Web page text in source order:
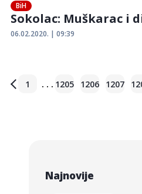
BiH
Sokolac: Muškarac i
06.02.2020. | 09:39
1 . . . 1205 1206 1207
Najnovije